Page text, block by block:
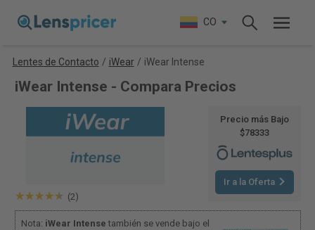
CO
Lentes de Contacto / iWear / iWear Intense
iWear Intense - Compara Precios
(2)
Precio más Bajo
$78333
Ir a la Oferta
Nota: iWear Intense también se vende bajo el